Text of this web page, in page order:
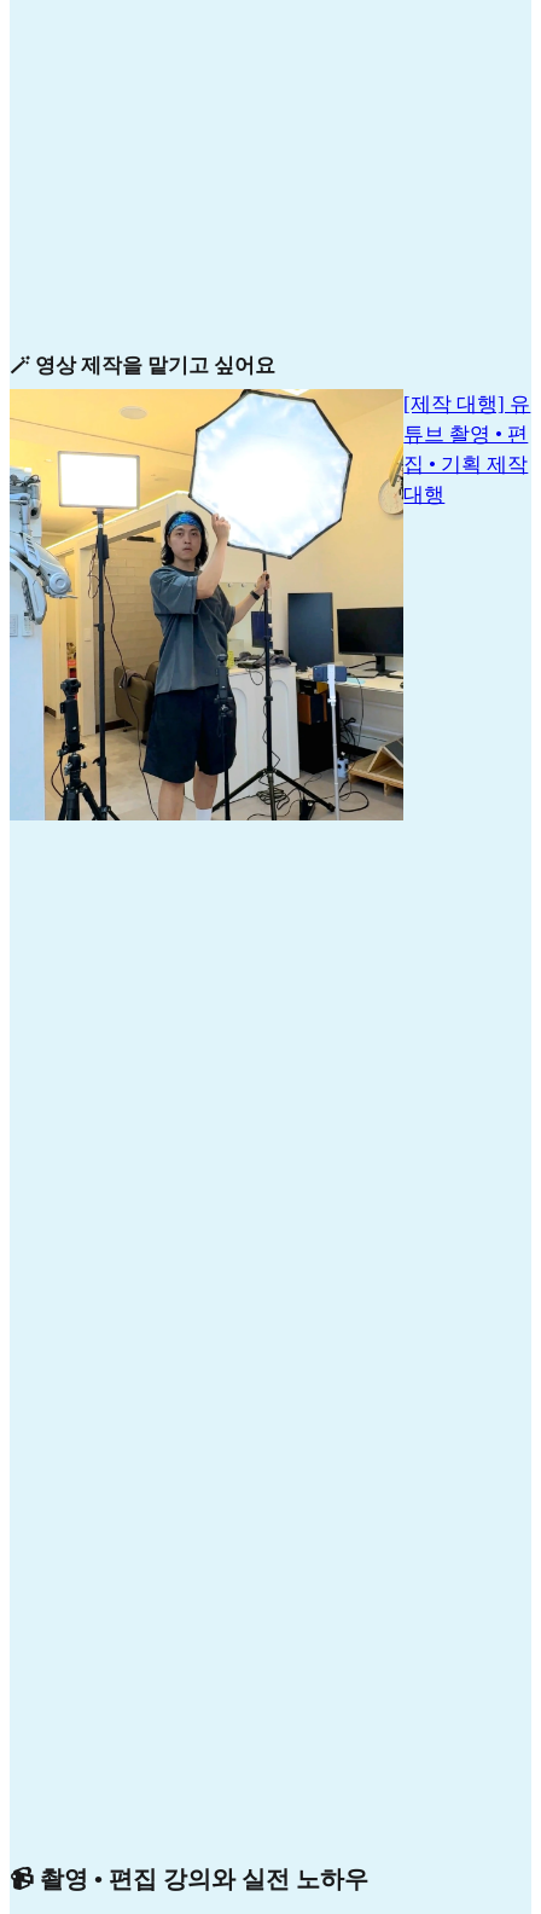
🪄 영상 제작을 맡기고 싶어요
[제작 대행] 유
튜브 촬영 • 편
집 • 기획 제작
대행
📹 촬영 • 편집 강의와 실전 노하우